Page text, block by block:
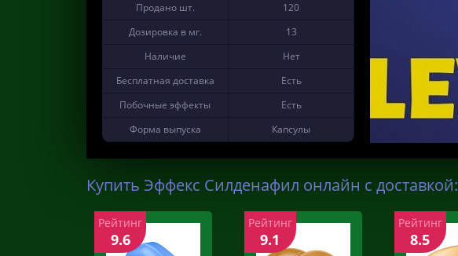
Продано шт.
120
Дозировка в мг.
13
Наличие
Нет
Бесплатная доставка
Есть
Побочные эффекты
Есть
Форма выпуска
Капсулы
Купить Эффекс Силденафил онлайн с доставкой:
Рейтинг
9.6
Рейтинг
9.1
Рейтинг
8.5